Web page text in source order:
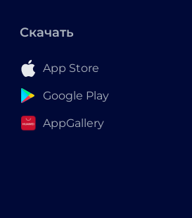
Скачать
App Store
Google Play
AppGallery